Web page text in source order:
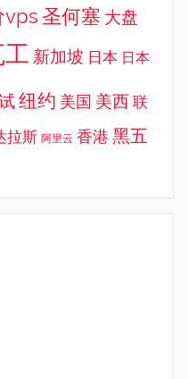
vps圣何塞 大盘
新加坡 日本 日本
纽约 美国 美西 联
拉斯 阿里云 香港 黑五